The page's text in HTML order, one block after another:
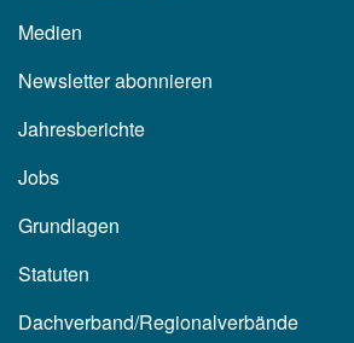
Medien
Newsletter abonnieren
Jahresberichte
Jobs
Grundlagen
Statuten
Dachverband/Regionalverbände